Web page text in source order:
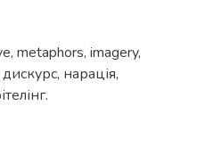
, metaphors, imagery,
, нарація,